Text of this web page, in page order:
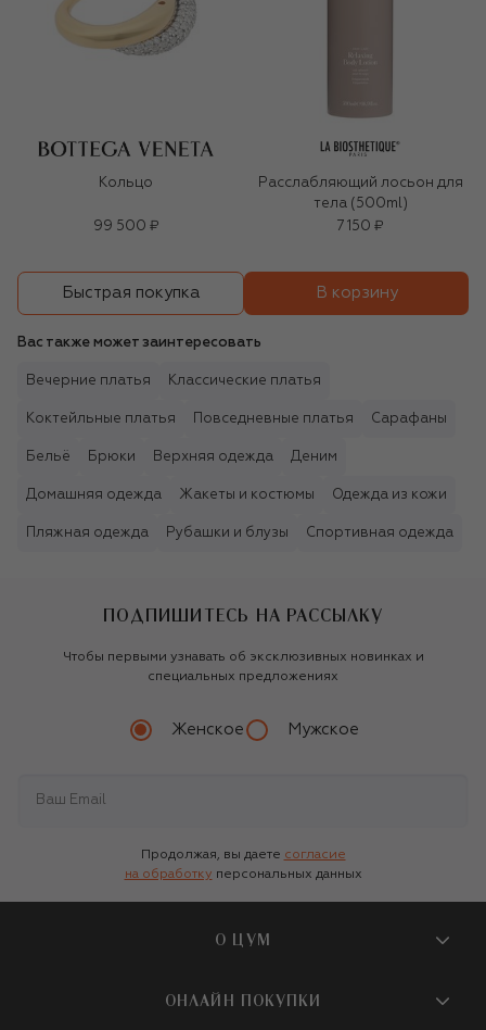
Кольцо
99 500 ₽
Расслабляющий лосьон для
тела (500ml)
7 150 ₽
Быстрая покупка В корзину
Вас также может заинтересовать
Вечерние платья Классические платья
Коктейльные платья Повседневные платья Сарафаны
Бельё Брюки Верхняя одежда Деним
Домашняя одежда Жакеты и костюмы Одежда из кожи
Пляжная одежда Рубашки и блузы Спортивная одежда
ПОДПИШИТЕСЬ НА РАССЫЛКУ
Чтобы первыми узнавать об эксклюзивных новинках и
специальных предложениях
Женское Мужское
Продолжая, вы даете согласие
на обработку персональных данных
О ЦУМ
О магазине
ОНЛАЙН ПОКУПКИ